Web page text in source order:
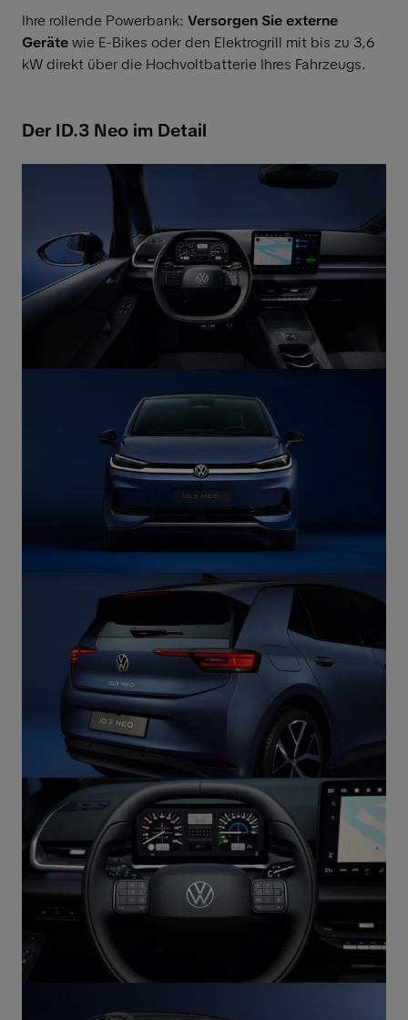
Ihre rollende Powerbank: Versorgen Sie externe
Gerätewie E-Bikes oder den Elektrogrill mit bis zu 3,6
kW direkt über die Hochvoltbatterie Ihres Fahrzeugs.
Der ID.3 Neo im Detail